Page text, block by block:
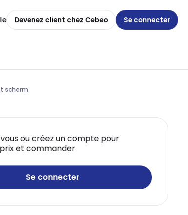
Devenez client chez Cebeo Se connecter
scherm
ou créez un compte pour
et commander
Se connecter